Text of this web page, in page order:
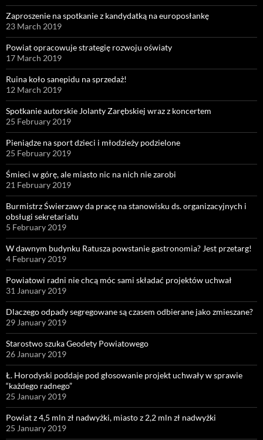
Zaproszenie na spotkanie z kandydatką na europosłankę
23 March 2019
Powiat opracowuje strategię rozwoju oświaty
17 March 2019
Ruina koło sanepidu na sprzedaż!
12 March 2019
Spotkanie autorskie Jolanty Zarębskiej wraz z koncertem
25 February 2019
Pieniądze na sport dzieci i młodzieży podzielone
25 February 2019
Śmieci w górę, ale miasto nic na nich nie zarobi
21 February 2019
Burmistrz Świerzawy da pracę na stanowisku ds. organizacyjnych i
obsługi sekretariatu
5 February 2019
W dawnym budynku Ratusza powstanie gastronomia? Jest przetarg!
4 February 2019
Powiatowi radni nie chcą móc sami składać projektów uchwał
31 January 2019
Dlaczego odpady segregowane są czasem odbierane jako zmieszane?
29 January 2019
Starostwo szuka Geodety Powiatowego
26 January 2019
Ł. Horodyski poddaje pod głosowanie projekt uchwały w sprawie
“każdego radnego”
25 January 2019
Powiat z 4,5 mln zł nadwyżki, miasto z 2,2 mln zł nadwyżki
25 January 2019